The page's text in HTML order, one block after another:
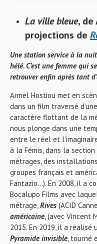
La ville bleue, de
projections de
Une station service à la
hélé. C’est une femme qui
retrouver enfin après tant
Armel Hostiou met en
dans un film traversé
caractère flottant de la
nous plonge dans une
entre le réel et
à la Fémis, dans la
métrages, des
groupes français et
Fantazio…). En 2008, il a
Bocalupo Films avec
métrage,Rives (ACID
américaine, (avec Vincent
2015. En 2019, il a réalisé
Pyramide invisible, tourné